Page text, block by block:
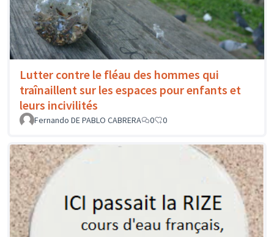
Lutter contre le fléau des hommes qui
traînaillent sur les espaces pour enfants et
leurs incivilités
Fernando DE PABLO CABRERA 0 0